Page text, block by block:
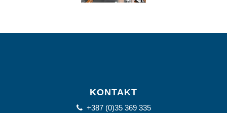
KONTAKT
+387 (0)35 369 335